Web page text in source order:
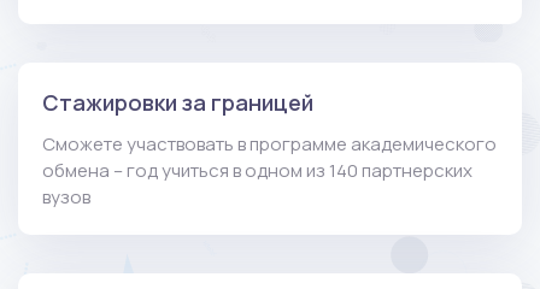
Стажировки за границей
Сможете участвовать в программе академического
обмена – год учиться в одном из 140 партнерских
вузов